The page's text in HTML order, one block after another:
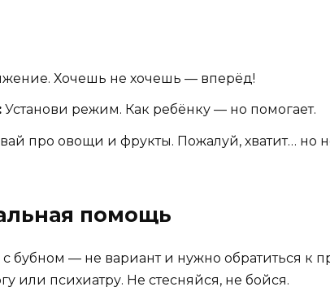
Хочешь не хочешь — вперёд!
Установи режим. Как ребёнку — но помогает.
про овощи и фрукты. Пожалуй, хватит… но
помощь
бубном — не вариант и нужно обратиться к
или психиатру. Не стесняйся, не бойся.